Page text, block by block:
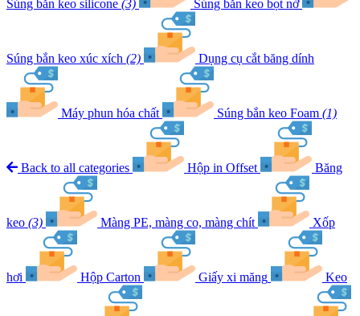
Súng bắn keo silicone (3) Súng bắn keo bọt nở
Súng bắn keo xúc xích (2) Dụng cụ cắt băng dính
Máy phun hóa chất Súng bắn keo Foam (1)
Back to all categories Hộp in Offset Băng
keo (3) Màng PE, màng co, màng chít Xốp
hơi Hộp Carton Giấy xi măng Keo